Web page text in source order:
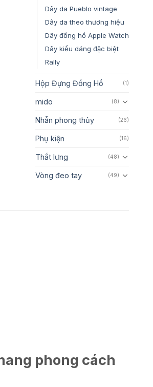
Dây da Pueblo vintage
Dây da theo thương hiệu
Dây đồng hồ Apple Watch
Dây kiểu dáng đặc biệt
Rally
Hộp Đựng Đồng Hồ (1)
mido (8)
Nhẫn phong thủy (26)
Phụ kiện (16)
Thắt lưng (48)
Vòng đeo tay (49)
phong cách